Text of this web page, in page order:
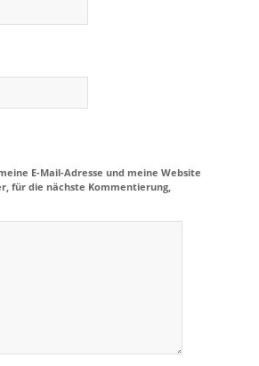
E-Mail-Adresse und meine Website
für die nächste Kommentierung,